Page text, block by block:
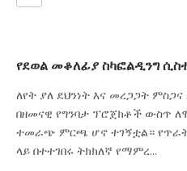
ለየት ያለ ደህንነት እና መረጋጋት
በዘመናዊ የግንባታ ፕሮጀክቶች ውስጥ
ተመራጭ ምርጫ ሆኖ ተገኝቷል። የጥራት
ላይ በተተገበሩ ትክክለኛ የማምረ...